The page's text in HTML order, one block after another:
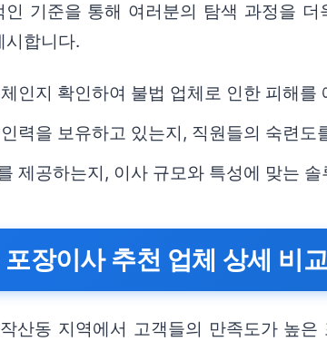
기준을 통해 여러분의 탐색 과정을
합니다.
인지 확인하여 불법 업체로 인한 피해를
력을 보유하고 있는지, 직원들의 숙련도
제공하는지, 이사 규모와 특성에 맞는
장이사 추천 업체 상세 비교
산동 지역에서 고객들의 만족도가 높